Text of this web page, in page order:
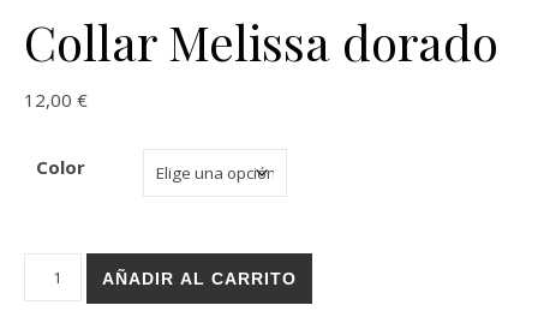
Collar Melissa dorado
12,00 €
Color
Collar Melissa dorado cantidad
AÑADIR AL CARRITO